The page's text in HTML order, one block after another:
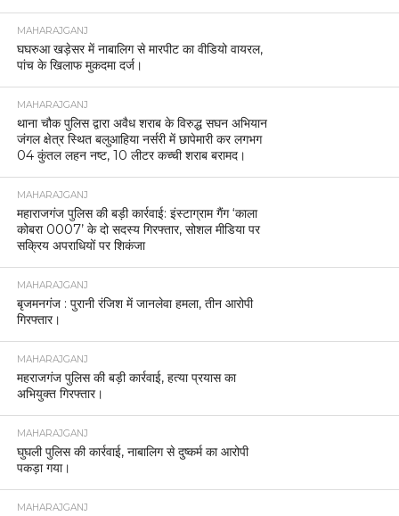
MAHARAJGANJ
घघरुआ खड़ेसर में नाबालिग से मारपीट का वीडियो वायरल,
पांच के खिलाफ मुकदमा दर्ज।
MAHARAJGANJ
थाना चौक पुलिस द्वारा अवैध शराब के विरुद्ध सघन अभियान
जंगल क्षेत्र स्थित बलुआहिया नर्सरी में छापेमारी कर लगभग
04 कुंतल लहन नष्ट, 10 लीटर कच्ची शराब बरामद।
MAHARAJGANJ
महाराजगंज पुलिस की बड़ी कार्रवाई: इंस्टाग्राम गैंग ‘काला
कोबरा 0007’ के दो सदस्य गिरफ्तार, सोशल मीडिया पर
सक्रिय अपराधियों पर शिकंजा
MAHARAJGANJ
बृजमनगंज : पुरानी रंजिश में जानलेवा हमला, तीन आरोपी
गिरफ्तार।
MAHARAJGANJ
महराजगंज पुलिस की बड़ी कार्रवाई, हत्या प्रयास का
अभियुक्त गिरफ्तार।
MAHARAJGANJ
घुघली पुलिस की कार्रवाई, नाबालिग से दुष्कर्म का आरोपी
पकड़ा गया।
MAHARAJGANJ